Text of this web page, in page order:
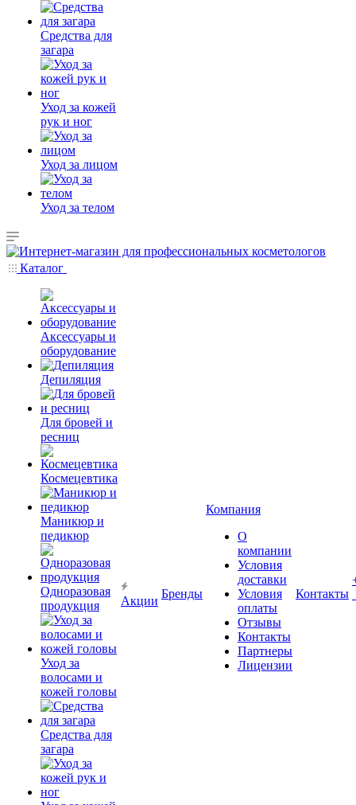
Средства для
загара
Уход за кожей
рук и ног
Уход за лицом
Уход за телом
Каталог
Аксессуары и
оборудование
Депиляция
Для бровей и
ресниц
Космецевтика
Маникюр и
педикюр
Одноразовая
продукция
Уход за
волосами и
кожей головы
Средства для
загара
Акции
Бренды
Компания
О
компании
Условия
доставки
Условия
оплаты
Отзывы
Контакты
Партнеры
Лицензии
Контакты